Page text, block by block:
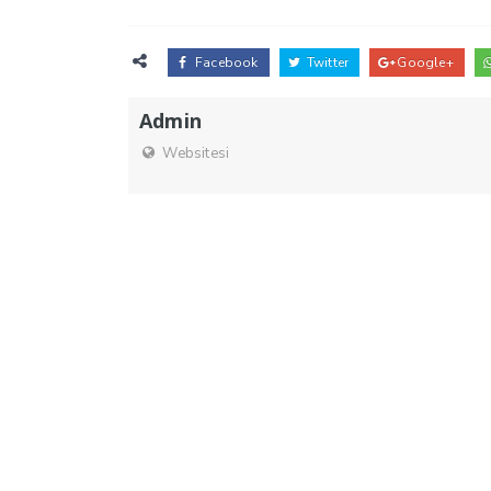
Facebook Twitter Google+
Admin
Websitesi